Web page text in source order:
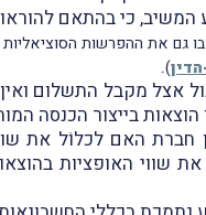
להוראות סעיף 85א לפקודת
גם את ההפרשות
)
.
אצל מקבל התשלום
בייצור הכנסה
האם לכלוֹל את
שווי האופציות